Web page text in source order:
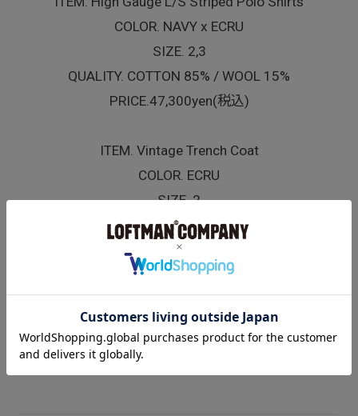
COLOR. NAVY x ECRU
SIZE. 2,3
QUALITY. COTTON 85% / WOOL 15%
PRICE.47,300yen(税込)
ITEM. Vintage Trench Coat
COLOR. ECRU
SIZE. 2
QUALITY. COTTON 100%
PRICE.198,000yen(税込)
*2024.2.10(sat) Release.
*発売に関しまして、予告なく詳細を変更せざるを
えない場合がございます。